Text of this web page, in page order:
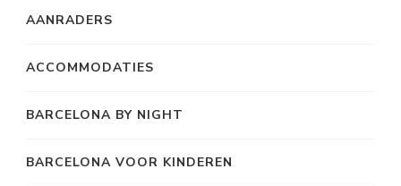
AANRADERS
ACCOMMODATIES
BARCELONA BY NIGHT
BARCELONA VOOR KINDEREN